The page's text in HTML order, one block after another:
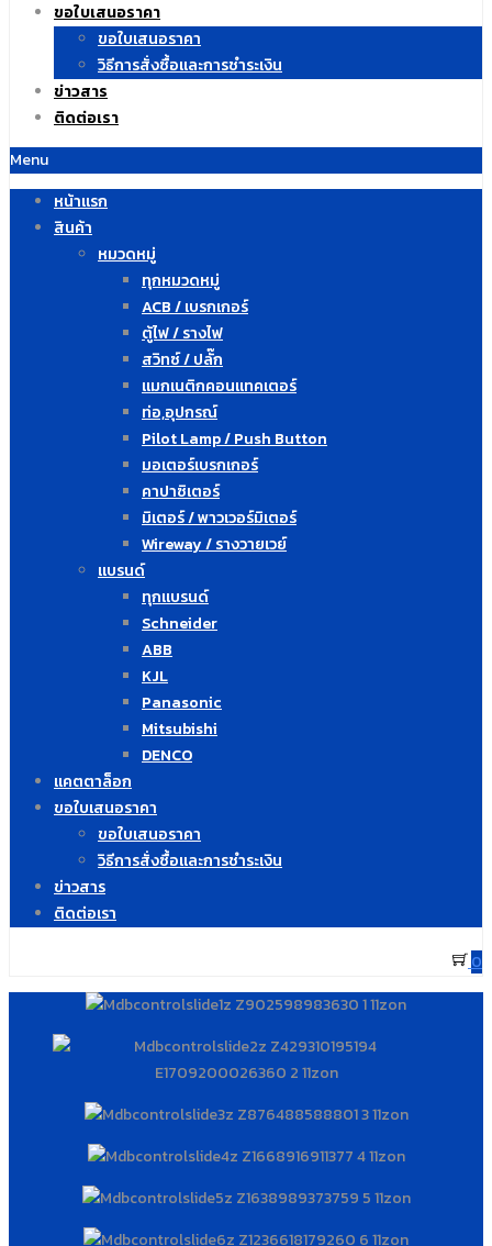
ขอใบเสนอราคา
ขอใบเสนอราคา
วิธีการสั่งซื้อและการชำระเงิน
ข่าวสาร
ติดต่อเรา
Menu
หน้าแรก
สินค้า
หมวดหมู่
ทุกหมวดหมู่
ACB / เบรกเกอร์
ตู้ไฟ / รางไฟ
สวิทซ์ / ปลั๊ก
แมกเนติกคอนแทคเตอร์
ท่อ,อุปกรณ์
Pilot Lamp / Push Button
มอเตอร์เบรกเกอร์
คาปาซิเตอร์
มิเตอร์ / พาวเวอร์มิเตอร์
Wireway / รางวายเวย์
แบรนด์
ทุกแบรนด์
Schneider
ABB
KJL
Panasonic
Mitsubishi
DENCO
แคตตาล็อก
ขอใบเสนอราคา
ขอใบเสนอราคา
วิธีการสั่งซื้อและการชำระเงิน
ข่าวสาร
ติดต่อเรา
0